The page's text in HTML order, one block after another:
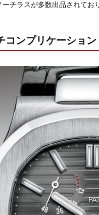
チラスが多数出品されて
コンプリケーショ